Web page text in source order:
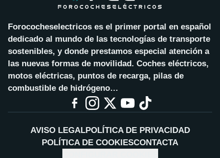
Forococheselectricos es el primer portal en español
dedicado al mundo de las tecnologías de transporte
sostenibles, y donde prestamos especial atención a
las nuevas formas de movilidad. Coches eléctricos,
motos eléctricas, puntos de recarga, pilas de
combustible de hidrógeno…
AVISO LEGALPOLÍTICA DE PRIVACIDAD
POLÍTICA DE COOKIESCONTACTA